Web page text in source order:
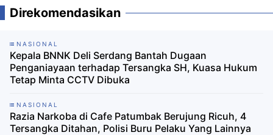
Direkomendasikan
NASIONAL
Kepala BNNK Deli Serdang Bantah Dugaan
Penganiayaan terhadap Tersangka SH, Kuasa Hukum
Tetap Minta CCTV Dibuka
NASIONAL
Razia Narkoba di Cafe Patumbak Berujung Ricuh, 4
Tersangka Ditahan, Polisi Buru Pelaku Yang Lainnya